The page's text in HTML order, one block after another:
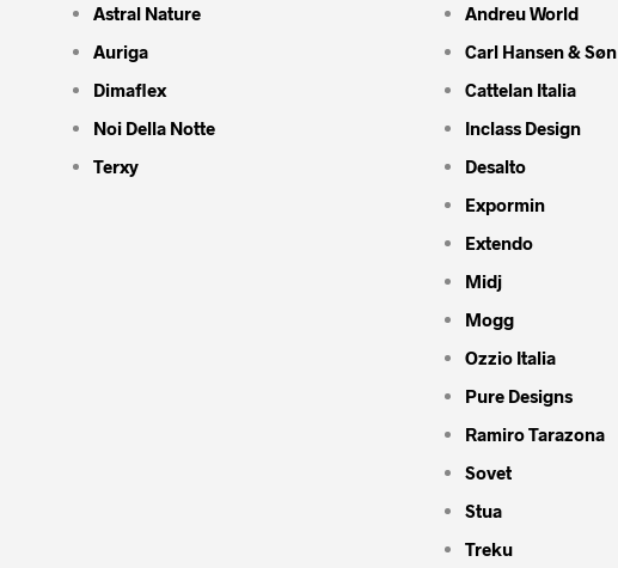
Astral Nature
Auriga
Dimaflex
Noi Della Notte
Terxy
Andreu World
Carl Hansen & Søn
Cattelan Italia
Inclass Design
Desalto
Expormin
Extendo
Midj
Mogg
Ozzio Italia
Pure Designs
Ramiro Tarazona
Sovet
Stua
Treku